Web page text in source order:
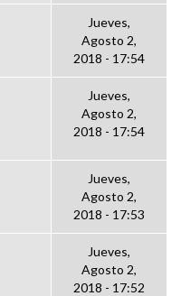
Jueves,
Agosto 2,
2018 - 17:54
Jueves,
Agosto 2,
2018 - 17:54
Jueves,
Agosto 2,
2018 - 17:53
Jueves,
Agosto 2,
2018 - 17:52